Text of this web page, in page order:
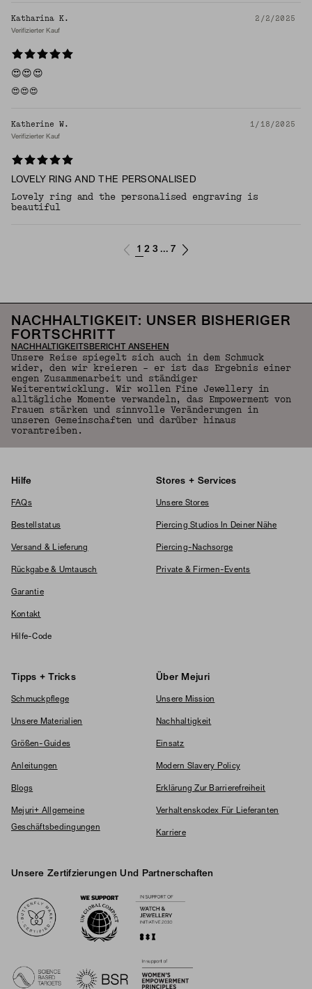
Katharina K. 2/2/2025
Verifizierter Kauf
😍😍😍
😍😍😍
Katherine W. 1/18/2025
Verifizierter Kauf
LOVELY RING AND THE PERSONALISED
Lovely ring and the personalised engraving is
beautiful
1 2 3 ... 7
NACHHALTIGKEIT: UNSER BISHERIGER
FORTSCHRITT
NACHHALTIGKEITSBERICHT ANSEHEN
Unsere Reise spiegelt sich auch in dem Schmuck
wider, den wir kreieren – er ist das Ergebnis einer
engen Zusammenarbeit und ständiger
Weiterentwicklung. Wir wollen Fine Jewellery in
alltägliche Momente verwandeln, das Empowerment von
Frauen stärken und sinnvolle Veränderungen in
unseren Gemeinschaften und darüber hinaus
vorantreiben.
Hilfe
FAQs
Bestellstatus
Versand & Lieferung
Rückgabe & Umtausch
Garantie
Kontakt
Hilfe-Code
Stores + Services
Unsere Stores
Piercing Studios In Deiner Nähe
Piercing-Nachsorge
Private & Firmen-Events
Tipps + Tricks
Schmuckpflege
Unsere Materialien
Größen-Guides
Anleitungen
Blogs
Mejuri+ Allgemeine
Geschäftsbedingungen
Über Mejuri
Unsere Mission
Nachhaltigkeit
Einsatz
Modern Slavery Policy
Erklärung Zur Barrierefreiheit
Verhaltenskodex Für Lieferanten
Karriere
Unsere Zertifzierungen Und Partnerschaften